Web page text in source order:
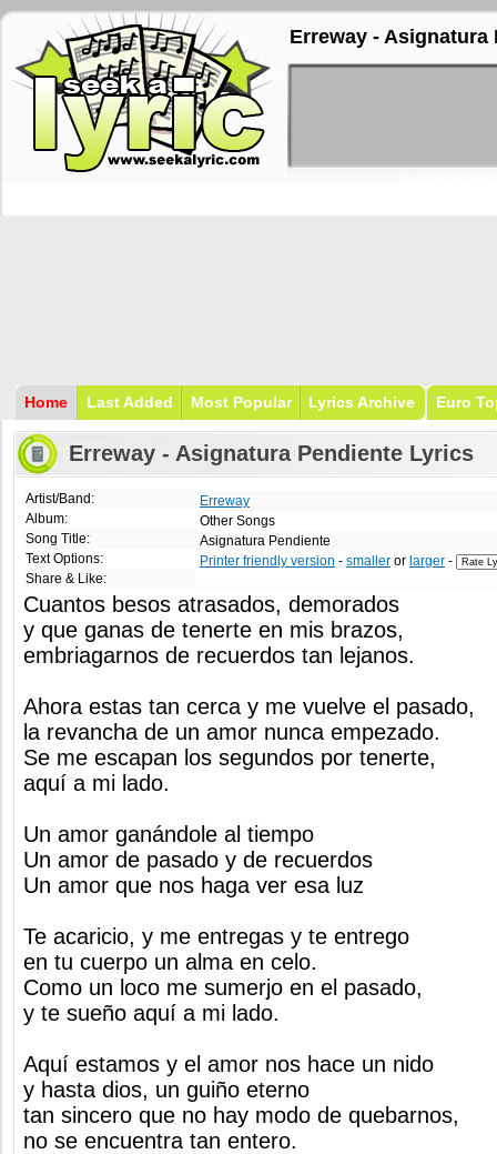
Erreway - Asignatura
Home Last Added Most Popular Lyrics Archive Euro
Erreway - Asignatura Pendiente Lyrics
Artist/Band:
Album:
Song Title:
Text Options:
Share & Like:
Erreway
Other Songs
Asignatura Pendiente
Printer friendly version - smaller or larger -
Cuantos besos atrasados, demorados
y que ganas de tenerte en mis brazos,
embriagarnos de recuerdos tan lejanos.
Ahora estas tan cerca y me vuelve el pasado,
la revancha de un amor nunca empezado.
Se me escapan los segundos por tenerte,
aquí a mi lado.
Un amor ganándole al tiempo
Un amor de pasado y de recuerdos
Un amor que nos haga ver esa luz
Te acaricio, y me entregas y te entrego
en tu cuerpo un alma en celo.
Como un loco me sumerjo en el pasado,
y te sueño aquí a mi lado.
Aquí estamos y el amor nos hace un nido
y hasta dios, un guiño eterno
tan sincero que no hay modo de quebarnos,
no se encuentra tan entero.